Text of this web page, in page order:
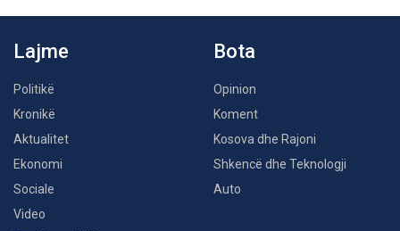
Lajme
Politikë
Kronikë
Aktualitet
Ekonomi
Sociale
Video
Bota
Opinion
Koment
Kosova dhe Rajoni
Shkencë dhe Teknologji
Auto